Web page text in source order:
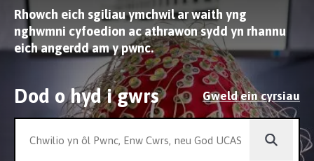
Rhowch eich sgiliau ymchwil ar waith yng
nghwmni cyfoedion ac athrawon sydd yn rhannu
eich angerdd am y pwnc.
Dod o hyd i gwrs Gweld ein cyrsiau